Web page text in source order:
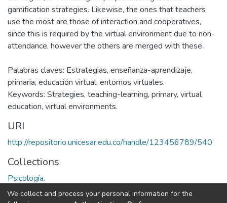
gamification strategies. Likewise, the ones that teachers
use the most are those of interaction and cooperatives,
since this is required by the virtual environment due to non-
attendance, however the others are merged with these.
Palabras claves: Estrategias, enseñanza-aprendizaje,
primaria, educación virtual, entornos virtuales.
Keywords: Strategies, teaching-learning, primary, virtual
education, virtual environments.
URI
http://repositorio.unicesar.edu.co/handle/123456789/540
Collections
Psicología.
We collect and process your personal information for the